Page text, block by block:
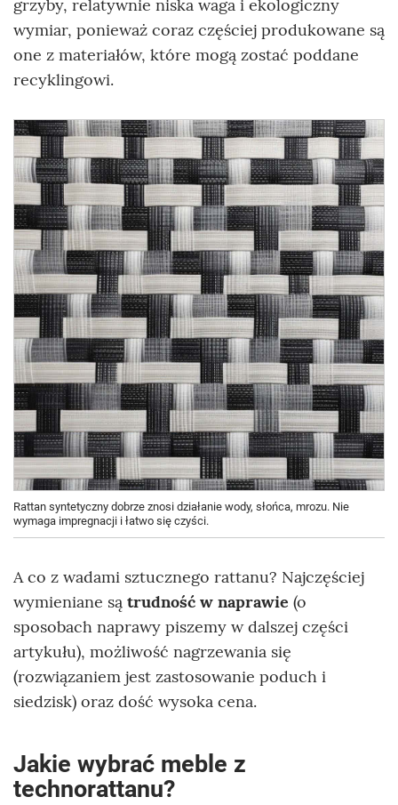
grzyby, relatywnie niska waga i ekologiczny
wymiar, ponieważ coraz częściej produkowane są
one z materiałów, które mogą zostać poddane
recyklingowi.
Rattan syntetyczny dobrze znosi działanie wody, słońca, mrozu. Nie
wymaga impregnacji i łatwo się czyści.
A co z wadami sztucznego rattanu? Najczęściej
wymieniane są trudność w naprawie (o
sposobach naprawy piszemy w dalszej części
artykułu), możliwość nagrzewania się
(rozwiązaniem jest zastosowanie poduch i
siedzisk) oraz dość wysoka cena.
Jakie wybrać meble z
technorattanu?